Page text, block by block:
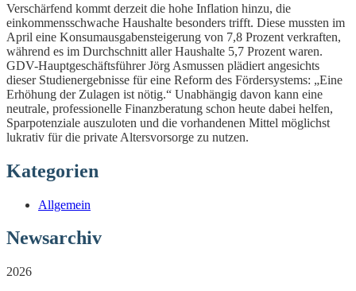
Verschärfend kommt derzeit die hohe Inflation hinzu, die
einkommensschwache Haushalte besonders trifft. Diese mussten im
April eine Konsumausgabensteigerung von 7,8 Prozent verkraften,
während es im Durchschnitt aller Haushalte 5,7 Prozent waren.
GDV-Hauptgeschäftsführer Jörg Asmussen plädiert angesichts
dieser Studienergebnisse für eine Reform des Fördersystems: „Eine
Erhöhung der Zulagen ist nötig.“ Unabhängig davon kann eine
neutrale, professionelle Finanzberatung schon heute dabei helfen,
Sparpotenziale auszuloten und die vorhandenen Mittel möglichst
lukrativ für die private Altersvorsorge zu nutzen.
Kategorien
Allgemein
Newsarchiv
2026